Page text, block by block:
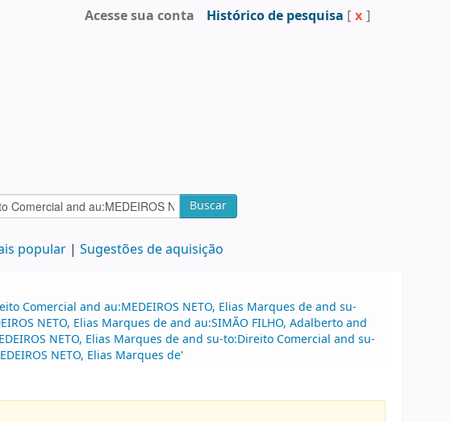
Acesse sua conta Histórico de pesquisa [ x ]
Buscar
popular Sugestões de aquisição
Comercial and au:MEDEIROS NETO, Elias Marques de and su-
NETO, Elias Marques de and au:SIMÃO FILHO, Adalberto and
NETO, Elias Marques de and su-to:Direito Comercial and su-
NETO, Elias Marques de'